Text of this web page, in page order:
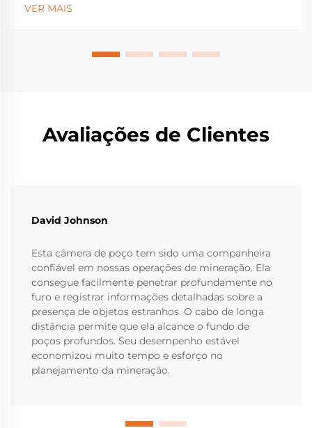
VER MAIS
Avaliações de Clientes
David Johnson
Esta câmera de poço tem sido uma companheira
confiável em nossas operações de mineração. Ela
consegue facilmente penetrar profundamente no
furo e registrar informações detalhadas sobre a
presença de objetos estranhos. O cabo de longa
distância permite que ela alcance o fundo de
poços profundos. Seu desempenho estável
economizou muito tempo e esforço no
planejamento da mineração.